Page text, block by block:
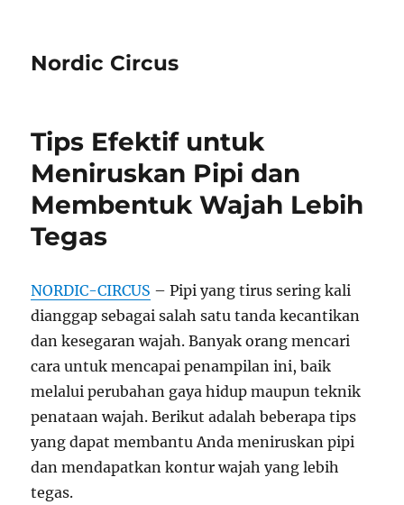
Nordic Circus
Tips Efektif untuk
Meniruskan Pipi dan
Membentuk Wajah Lebih
Tegas
NORDIC-CIRCUS – Pipi yang tirus sering kali
dianggap sebagai salah satu tanda kecantikan
dan kesegaran wajah. Banyak orang mencari
cara untuk mencapai penampilan ini, baik
melalui perubahan gaya hidup maupun teknik
penataan wajah. Berikut adalah beberapa tips
yang dapat membantu Anda meniruskan pipi
dan mendapatkan kontur wajah yang lebih
tegas.